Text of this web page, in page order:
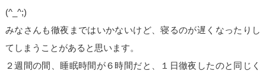
(^_^;)
みなさんも徹夜まではいかないけど、寝るのが遅くなったりし
てしまうことがあると思います。
２週間の間、睡眠時間が６時間だと、１日徹夜したのと同じく